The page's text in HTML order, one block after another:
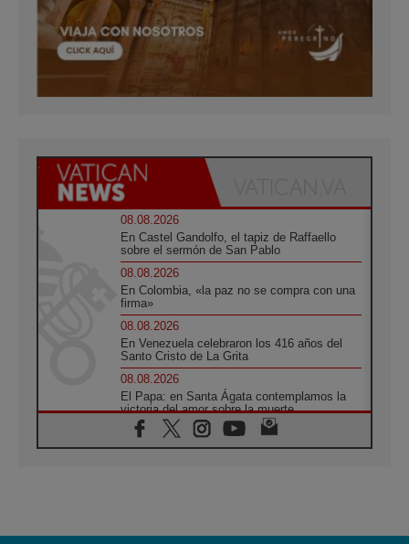
08.08.2026
En Castel Gandolfo, el tapiz de Raffaello
sobre el sermón de San Pablo
08.08.2026
En Colombia, «la paz no se compra con una
firma»
08.08.2026
En Venezuela celebraron los 416 años del
Santo Cristo de La Grita
08.08.2026
El Papa: en Santa Ágata contemplamos la
victoria del amor sobre la muerte
08.08.2026
León XIV visitará el Santuario de la Madre
07.08.2026